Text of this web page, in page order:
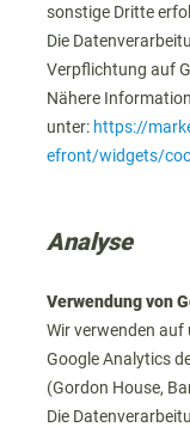
sonstige Dritte
Die
Verpflichtung auf
Nähere
unter: https://
efront/widgets/
Analyse
Verwendung von
Wir verwenden auf
Google Analytics
(Gordon House,
Die